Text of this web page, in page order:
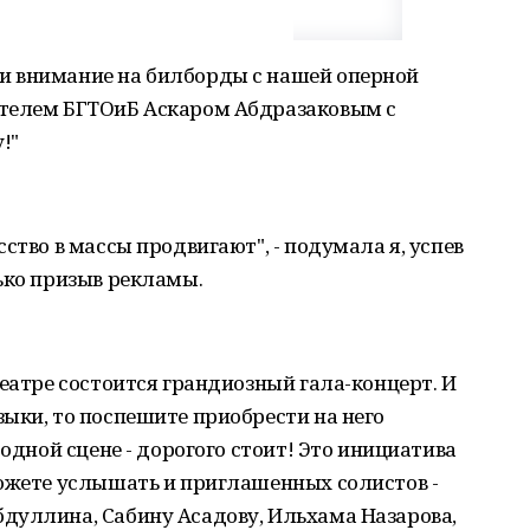
внимание на билборды с нашей оперной
БГТОиБ Аскаром Абдразаковым с
в массы продвигают", - подумала я, успев
призыв рекламы.
состоится грандиозный гала-концерт. И
то поспешите приобрести на него
сцене - дорогого стоит! Это инициатива
услышать и приглашенных солистов -
Сабину Асадову, Ильхама Назарова,